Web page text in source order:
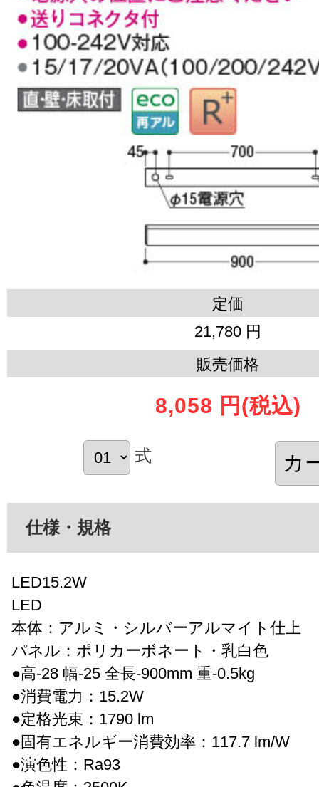
定価
21,780 円
販売価格
8,058 円 (税込)
式
仕様・規格
LED15.2W
LED
本体：アルミ・シルバーアルマイト仕上
パネル：ポリカーボネート・乳白色
●高-28 幅-25 全長-900mm 重-0.5kg
●消費電力：15.2W
●定格光束：1790 lm
●固有エネルギー消費効率：117.7 lm/W
●演色性：Ra93